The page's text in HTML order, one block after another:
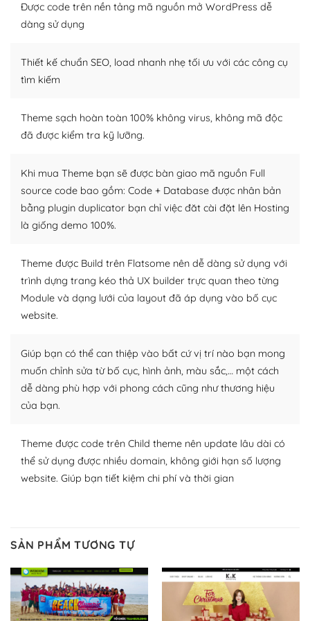
Nếu bạn có các kỹ thuật cơ bản với một theme được
thiết kế tốt, bạn có thể tự sửa đổi. Nếu không bạn có thể
Dễ dàng tùy chỉnh trên WordPress
WordPress là nơi lưu trữ cho một diễn đàn cộng đồng
khổng lồ được kiểm duyệt bởi các nhân viên và những
Nếu bạn gặp khó khăn, bạn có thể lên mạng và tìm
kiếm những cộng đồng WordPress, họ sẽ giúp bạn trả
lời, giải đáp vấn đề của bạn.
– Đa dạng plugin và themes
Plugin mở rộng là thành phần cài đặt thêm vào
WordPress để tăng thêm các tính năng cần thiết. Có
Nhờ lượng người dùng đông đảo, thư viện themes và
plugin của WordPress rất phong phú. Bạn có thể thỏa
thích chọn lựa plugin và themes phù hợp cho mục đích
WordPress đa dạng plugin và themes
– Dễ sử dụng
toàn bộ web.
Và bạn có toàn quyền tự do khi quyết định nơi lưu trữ
trang web WordPress của bạn.
Dễ dàng lựa chọn Hosting cho website WordPress
Được code trên nền tảng mã nguồn mở WordPress dễ
dàng sử dụng
Thiết kế chuẩn SEO, load nhanh nhẹ tối ưu với các công cụ
tìm kiếm
Theme sạch hoàn toàn 100% không virus, không mã độc
đã được kiểm tra kỹ lưỡng.
Khi mua Theme bạn sẽ được bàn giao mã nguồn Full
source code bao gồm: Code + Database được nhân bản
bằng plugin duplicator bạn chỉ việc đăt cài đặt lên Hosting
là giống demo 100%.
Theme được Build trên Flatsome nên dễ dàng sử dụng với
trình dựng trang kéo thả UX builder trực quan theo từng
Module và dạng lưới của layout đã áp dụng vào bố cục
website.
Giúp bạn có thể can thiệp vào bất cứ vị trí nào bạn mong
muốn chỉnh sửa từ bố cục, hình ảnh, màu sắc,… một cách
dễ dàng phù hợp với phong cách cũng như thương hiệu
của bạn.
Theme được code trên Child theme nên update lâu dài có
thể sử dụng được nhiều domain, không giới hạn số lượng
website. Giúp bạn tiết kiệm chi phí và thời gian
SẢN PHẨM TƯƠNG TỰ